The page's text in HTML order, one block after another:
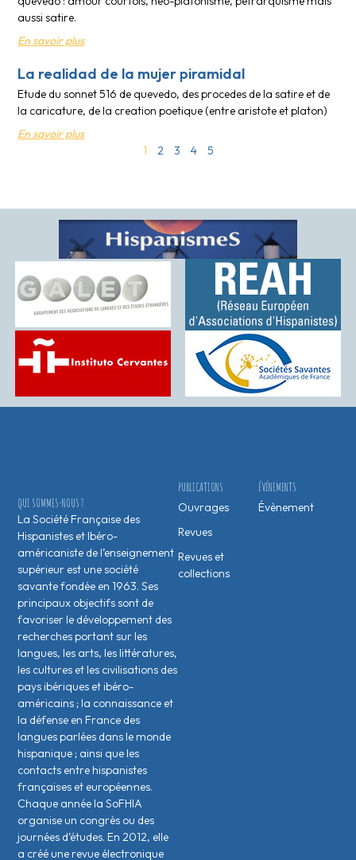
aussi satire.
En savoir plus
La realidad de la mujer piramidal
Etude du sonnet 516 de quevedo, des procedes de la satire et de
la caricature, de la creation poetique (entre aristote et platon)
En savoir plus
1
2 3 4 5
ÉVÉNEMENTS
Évènement
PUBLICATIONS
Ouvrages
Revues
Revues et
collections
QUI SOMMES-NOUS ?
La Société Française des
Hispanistes et Ibéro-
américaniste de l’enseignement
supérieur est une société
savante fondée en 1963. Ses
principaux objectifs sont de
favoriser le développement des
recherches portant sur les
langues, les arts, les littératures,
les cultures et les civilisations des
pays ibériques et ibéro-
américains ; la connaissance et
la défense en France des
langues parlées dans le monde
hispanique ; ainsi que les
contacts entre hispanistes
français·es et européen·nes.
Chaque année la SoFHIA
organise un congrès ou des
journées d’études. En 2012, elle
a créé une revue électronique